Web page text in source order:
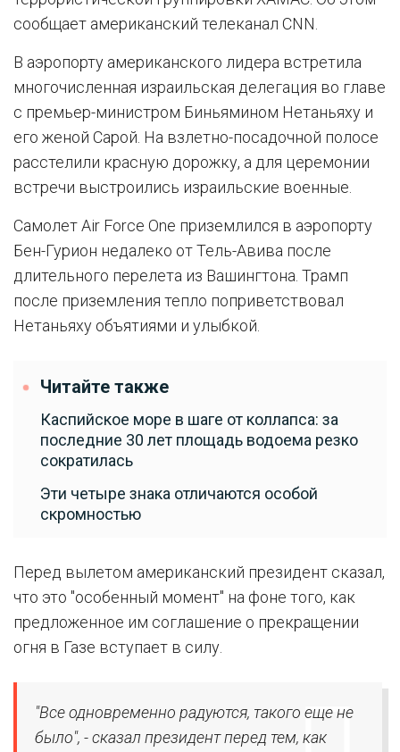
сообщает американский телеканал CNN.
В аэропорту американского лидера встретила
многочисленная израильская делегация во главе
с премьер-министром Биньямином Нетаньяху и
его женой Сарой. На взлетно-посадочной полосе
расстелили красную дорожку, а для церемонии
встречи выстроились израильские военные.
Самолет Air Force One приземлился в аэропорту
Бен-Гурион недалеко от Тель-Авива после
длительного перелета из Вашингтона. Трамп
после приземления тепло поприветствовал
Нетаньяху объятиями и улыбкой.
Читайте также
Каспийское море в шаге от коллапса: за
последние 30 лет площадь водоема резко
сократилась
Эти четыре знака отличаются особой
скромностью
Перед вылетом американский президент сказал,
что это "особенный момент" на фоне того, как
предложенное им соглашение о прекращении
огня в Газе вступает в силу.
"Все одновременно радуются, такого еще не
было", - сказал президент перед тем, как